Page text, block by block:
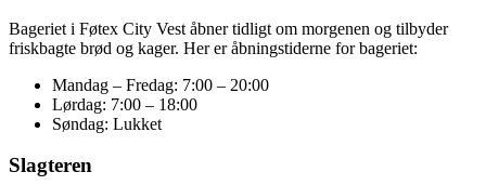
Bageriet i Føtex City Vest åbner tidligt om morgenen og tilbyder
friskbagte brød og kager. Her er åbningstiderne for bageriet:
Mandag – Fredag: 7:00 – 20:00
Lørdag: 7:00 – 18:00
Søndag: Lukket
Slagteren